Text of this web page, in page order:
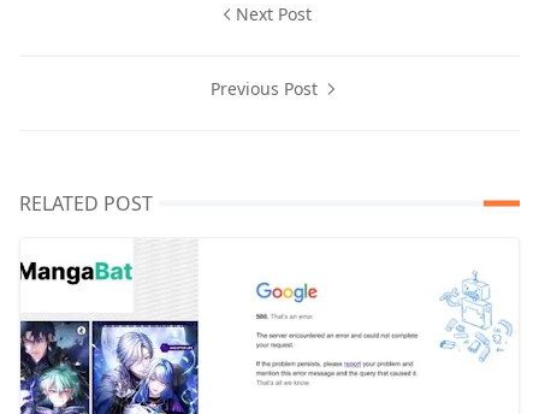
Next Post
Previous Post
RELATED POST